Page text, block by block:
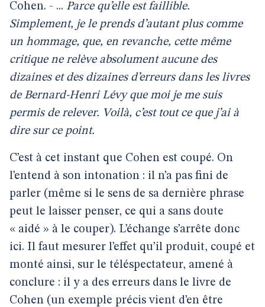
Cohen. - ... Parce qu’elle est faillible.
Simplement, je le prends d’autant plus comme
un hommage, que, en revanche, cette même
critique ne relève absolument aucune des
dizaines et des dizaines d’erreurs dans les livres
de Bernard-Henri Lévy que moi je me suis
permis de relever. Voilà, c’est tout ce que j’ai à
dire sur ce point.
C’est à cet instant que Cohen est coupé. On
l’entend à son intonation : il n’a pas fini de
parler (même si le sens de sa dernière phrase
peut le laisser penser, ce qui a sans doute
« aidé » à le couper). L’échange s’arrête donc
ici. Il faut mesurer l’effet qu’il produit, coupé et
monté ainsi, sur le téléspectateur, amené à
conclure : il y a des erreurs dans le livre de
Cohen (un exemple précis vient d’en être